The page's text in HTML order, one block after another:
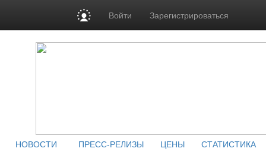
Войти Зарегистрироваться
НОВОСТИ ПРЕСС-РЕЛИЗЫ ЦЕНЫ
СТАТИСТИКА